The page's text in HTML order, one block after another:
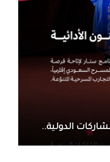
الدولية..